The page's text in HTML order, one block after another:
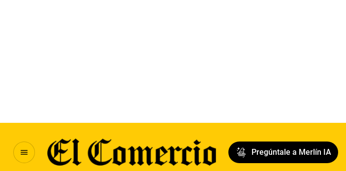
Pregúntale a Merlín IA